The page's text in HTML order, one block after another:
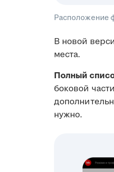
Расположение
В новой
места.
Полный
боковой
нужно.